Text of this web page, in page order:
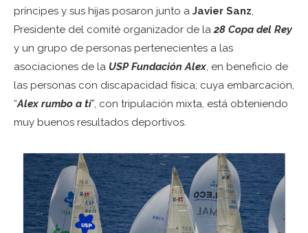
príncipes y sus hijas posaron junto a Javier Sanz,
Presidente del comité organizador de la28 Copa del Rey
y un grupo de personas pertenecientes a las
asociaciones de la USP Fundación Alex, en beneficio de
las personas con discapacidad física; cuya embarcación,
“Alex rumbo a tí”, con tripulación mixta, está obteniendo
muy buenos resultados deportivos.